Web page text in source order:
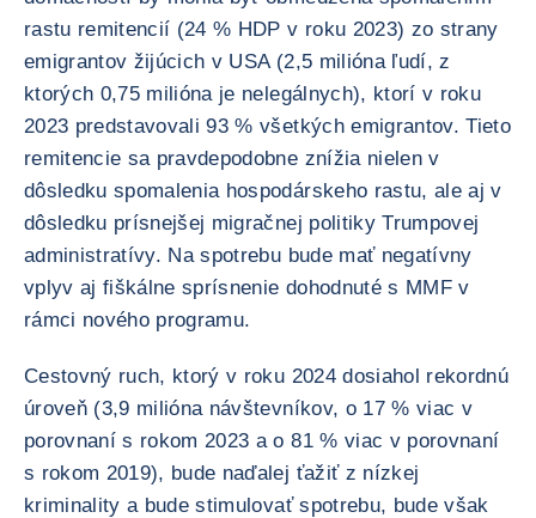
rastu remitencií (24 % HDP v roku 2023) zo strany
emigrantov žijúcich v USA (2,5 milióna ľudí, z
ktorých 0,75 milióna je nelegálnych), ktorí v roku
2023 predstavovali 93 % všetkých emigrantov. Tieto
remitencie sa pravdepodobne znížia nielen v
dôsledku spomalenia hospodárskeho rastu, ale aj v
dôsledku prísnejšej migračnej politiky Trumpovej
administratívy. Na spotrebu bude mať negatívny
vplyv aj fiškálne sprísnenie dohodnuté s MMF v
rámci nového programu.
Cestovný ruch, ktorý v roku 2024 dosiahol rekordnú
úroveň (3,9 milióna návštevníkov, o 17 % viac v
porovnaní s rokom 2023 a o 81 % viac v porovnaní
s rokom 2019), bude naďalej ťažiť z nízkej
kriminality a bude stimulovať spotrebu, bude však